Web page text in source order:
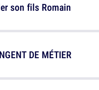
son fils Romain
DE MÉTIER